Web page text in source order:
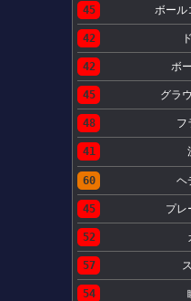
45 ボール
42
42 ボ
45 グラ
48 フ
41
60 ヘ
45 プレ
52
57
54